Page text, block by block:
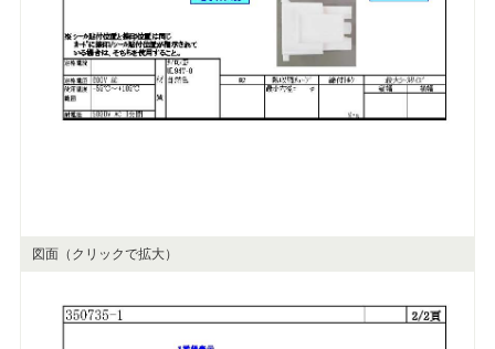
図面（クリックで拡大）